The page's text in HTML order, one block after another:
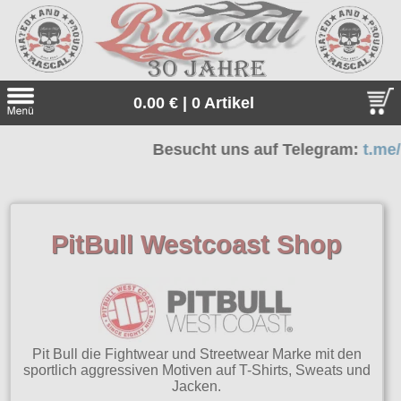
0.00 € | 0 Artikel
Suche
Sonderangebote
Gratis
Unsere Gratiszugaben zu jeder Bestellung. Einfach
und in den Warenkorb legen.
alle Artikel
Thor Steinar
Thor Steinar, das einzigartige, sportlich-maritime Lifestyle-
Everlast
Besucht uns auf Telegram:t.me/
PitBull Westcoast Shop
Pit Bull die Fightwear und Streetwear Marke mit den
sportlich aggressiven Motiven auf T-Shirts, Sweats und
Jacken.